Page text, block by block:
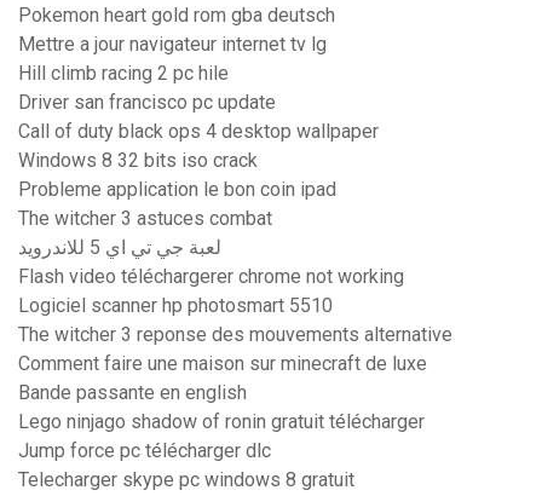
Pokemon heart gold rom gba deutsch
Mettre a jour navigateur internet tv lg
Hill climb racing 2 pc hile
Driver san francisco pc update
Call of duty black ops 4 desktop wallpaper
Windows 8 32 bits iso crack
Probleme application le bon coin ipad
The witcher 3 astuces combat
لعبة جي تي اي 5 للاندرويد
Flash video téléchargerer chrome not working
Logiciel scanner hp photosmart 5510
The witcher 3 reponse des mouvements alternative
Comment faire une maison sur minecraft de luxe
Bande passante en english
Lego ninjago shadow of ronin gratuit télécharger
Jump force pc télécharger dlc
Telecharger skype pc windows 8 gratuit